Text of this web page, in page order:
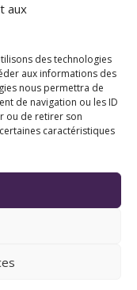
aux
des technologies
aux informations des
nous permettra de
de navigation ou les ID
ou de retirer son
caractéristiques
/ 13h-18h